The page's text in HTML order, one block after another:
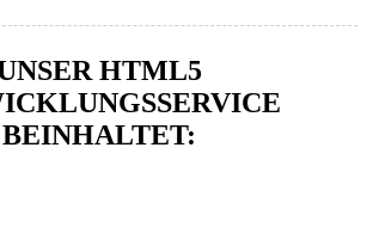
HTML5
BEINHALTET: